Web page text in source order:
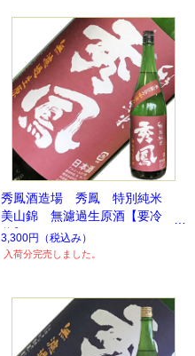
秀鳳酒造場 秀鳳 特別純米
美山錦 無濾過生原酒【要冷
蔵】
3,300円 （税込み）
入荷分完売しました。